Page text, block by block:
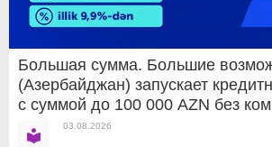
Большая сумма. Большие
(Азербайджан) запускает
с суммой до 100 000 AZN без
03.08.2026